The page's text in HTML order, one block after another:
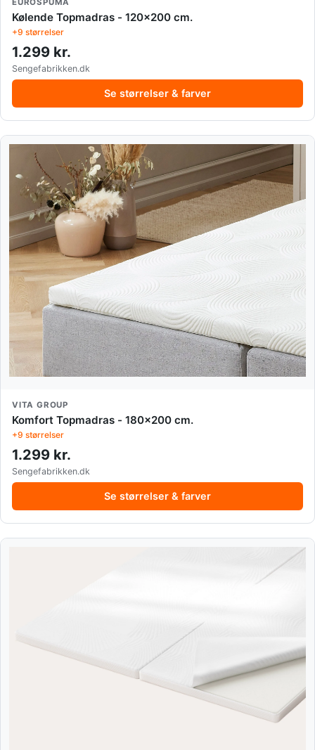
EUROSPUMA
Kølende Topmadras - 120x200 cm.
+9 størrelser
1.299 kr.
Sengefabrikken.dk
Se størrelser & farver
VITA GROUP
Komfort Topmadras - 180x200 cm.
+9 størrelser
1.299 kr.
Sengefabrikken.dk
Se størrelser & farver